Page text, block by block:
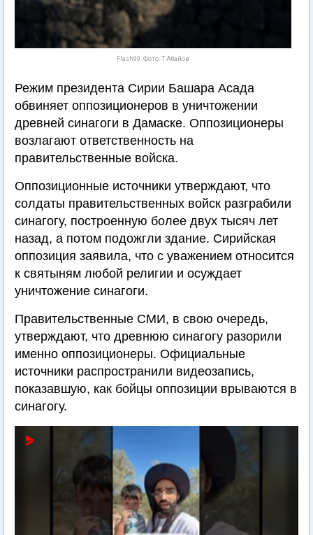
Flash90. Фото: Т.Абайов
Режим президента Сирии Башара Асада
обвиняет оппозиционеров в уничтожении
древней синагоги в Дамаске. Оппозиционеры
возлагают ответственность на
правительственные войска.
Оппозиционные источники утверждают, что
солдаты правительственных войск разграбили
синагогу, построенную более двух тысяч лет
назад, а потом подожгли здание. Сирийская
оппозиция заявила, что с уважением относится
к святыням любой религии и осуждает
уничтожение синагоги.
Правительственные СМИ, в свою очередь,
утверждают, что древнюю синагогу разорили
именно оппозиционеры. Официальные
источники распространили видеозапись,
показавшую, как бойцы оппозиции врываются в
синагогу.